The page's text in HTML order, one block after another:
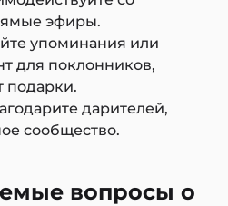
эфиры.
упоминания или
для поклонников,
подарки.
дарителей,
сообщество.
вопросы о